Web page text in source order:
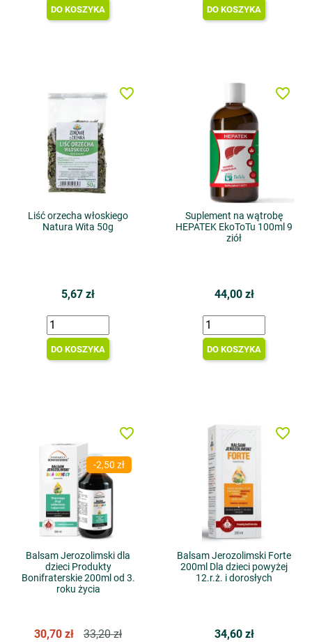
DO KOSZYKA DO KOSZYKA
Liść orzecha włoskiego
Natura Wita 50g
5,67 zł
DO KOSZYKA
favorite_border
Suplement na wątrobę
HEPATEK EkoToTu 100ml 9
ziół
44,00 zł
DO KOSZYKA
favorite_border
-2,50 zł
Balsam Jerozolimski dla
dzieci Produkty
Bonifraterskie 200ml od 3.
roku życia
30,70 zł 33,20 zł
favorite_border
Balsam Jerozolimski Forte
200ml Dla dzieci powyżej
12.r.ż. i dorosłych
34,60 zł
favorite_border